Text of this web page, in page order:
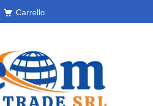
Carrello